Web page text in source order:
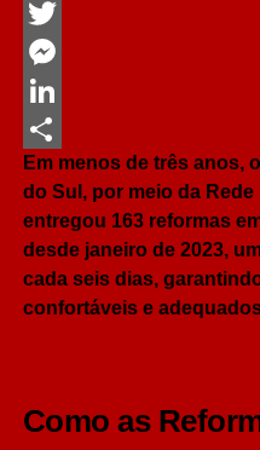
Facebook
Twitter
Messenger
LinkedIn
Share
Em menos de três anos,
do Sul, por meio da
entregou 163 reformas
desde janeiro de 2023,
cada seis dias,
confortáveis e
Como as